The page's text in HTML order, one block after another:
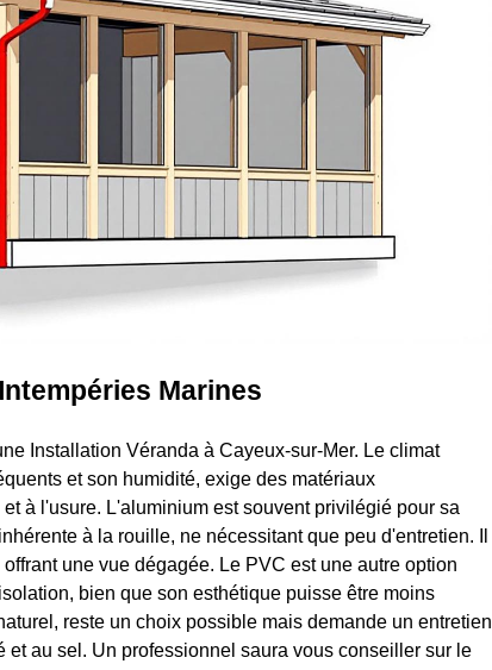
Marines
Installation Véranda à Cayeux-sur-Mer. Le climat
et son humidité, exige des matériaux
à l'usure. L'aluminium est souvent privilégié pour sa
à la rouille, ne nécessitant que peu d'entretien. Il
une vue dégagée. Le PVC est une autre option
bien que son esthétique puisse être moins
reste un choix possible mais demande un entretien
et au sel. Un professionnel saura vous conseiller sur le